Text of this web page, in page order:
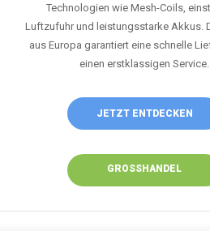
Technologien wie Mesh-Coils,
Luftzufuhr und leistungsstarke Akkus.
aus Europa garantiert eine schnelle
einen erstklassigen Service.
JETZT ENTDECKEN
GROSSHANDEL